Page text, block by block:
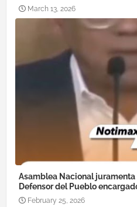
March 13, 2026
Asamblea Nacional juramenta
Defensor del Pueblo
February 25, 2026